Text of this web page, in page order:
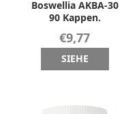
Boswellia AKBA-30
90 Kappen.
€9,77
SIEHE